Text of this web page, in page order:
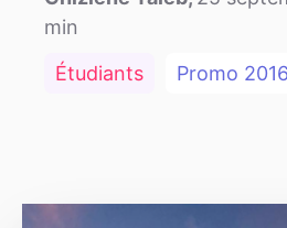
min
Étudiants
Promo 2016